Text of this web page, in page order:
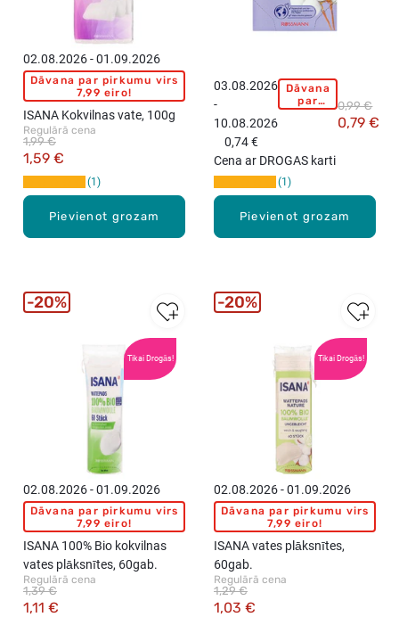
Pievienot grozam
02.08.2026 - 01.09.2026
Dāvana par pirkumu virs
7,99 eiro!
ISANA Kokvilnas vate, 100g
Regulārā cena
1,59 €
1,99 €
1
Pievienot grozam
03.08.2026
-
10.08.2026
Dāvana
par
pirkumu S
A
s
m
i
k
o
0,79 €
0,99 €
0,74 €
Cena ar DROGAS karti
1
Tikai Drogās!
02.08.2026 - 01.09.2026
Dāvana par pirkumu virs
7,99 eiro!
ISANA 100% Bio kokvilnas
vates plāksnītes, 60gab.
Regulārā cena
1,11 €
1,39 €
20%
Tikai Drogās!
02.08.2026 - 01.09.2026
Dāvana par pirkumu virs
7,99 eiro!
ISANA vates plāksnītes,
60gab.
Regulārā cena
1,03 €
1,29 €
20%